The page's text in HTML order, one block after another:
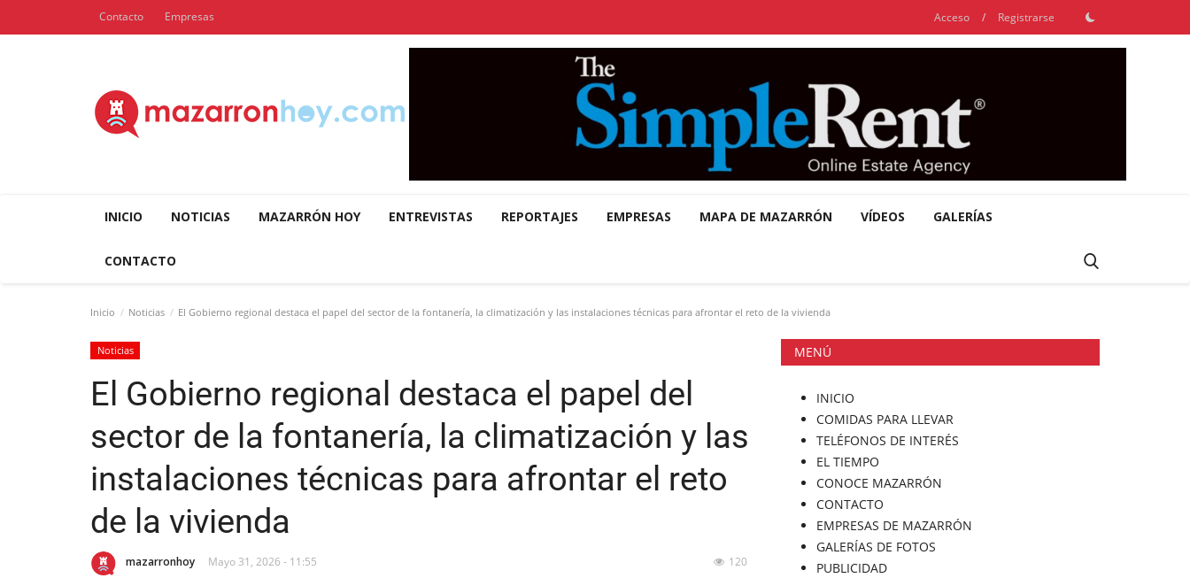
Contacto Empresas Acceso / Registrarse
INICIO NOTICIAS MAZARRÓN HOY ENTREVISTAS REPORTAJES EMPRESAS MAPA DE MAZARRÓN VÍDEOS GALERÍAS
CONTACTO
Inicio Noticias El Gobierno regional destaca el papel del sector de la fontanería, la climatización y las instalaciones técnicas para afrontar el reto de la vivienda
Noticias
El Gobierno regional destaca el papel del
sector de la fontanería, la climatización y las
instalaciones técnicas para afrontar el reto
de la vivienda
mazarronhoy Mayo 31, 2026 - 11:55 120
MENÚ
INICIO
COMIDAS PARA LLEVAR
TELÉFONOS DE INTERÉS
EL TIEMPO
CONOCE MAZARRÓN
CONTACTO
EMPRESAS DE MAZARRÓN
GALERÍAS DE FOTOS
PUBLICIDAD